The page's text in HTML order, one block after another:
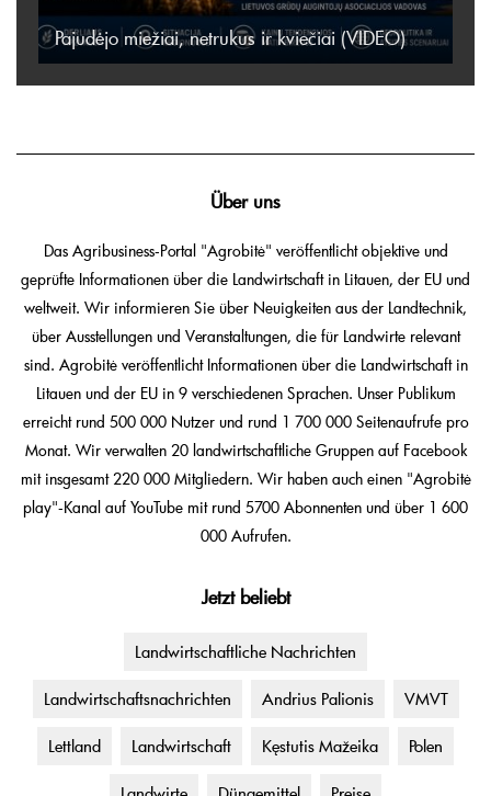
Pajudėjo miežiai, netrukus ir kviečiai (VIDEO)
Über uns
Das Agribusiness-Portal "Agrobitė" veröffentlicht objektive und
geprüfte Informationen über die Landwirtschaft in Litauen, der EU und
weltweit. Wir informieren Sie über Neuigkeiten aus der Landtechnik,
über Ausstellungen und Veranstaltungen, die für Landwirte relevant
sind. Agrobitė veröffentlicht Informationen über die Landwirtschaft in
Litauen und der EU in 9 verschiedenen Sprachen. Unser Publikum
erreicht rund 500 000 Nutzer und rund 1 700 000 Seitenaufrufe pro
Monat. Wir verwalten 20 landwirtschaftliche Gruppen auf Facebook
mit insgesamt 220 000 Mitgliedern. Wir haben auch einen "Agrobitė
play"-Kanal auf YouTube mit rund 5700 Abonnenten und über 1 600
000 Aufrufen.
Jetzt beliebt
Landwirtschaftliche Nachrichten
Landwirtschaftsnachrichten Andrius Palionis VMVT
Lettland Landwirtschaft Kęstutis Mažeika Polen